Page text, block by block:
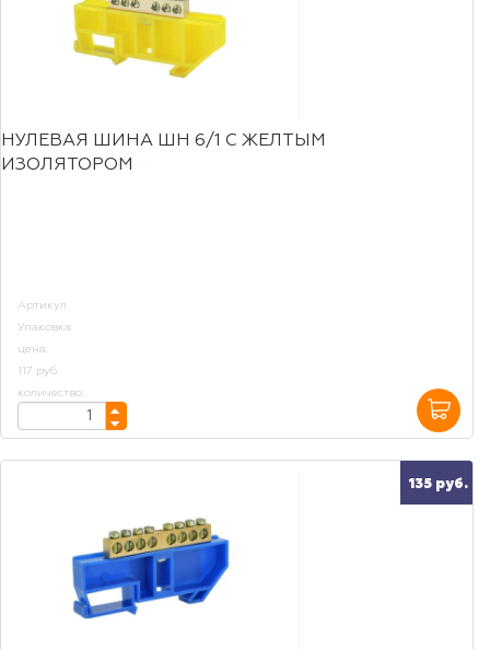
НУЛЕВАЯ ШИНА ШН 6/1 С ЖЕЛТЫМ
ИЗОЛЯТОРОМ
Артикул
Упаковка
цена:
117 руб.
количество:
135 руб.